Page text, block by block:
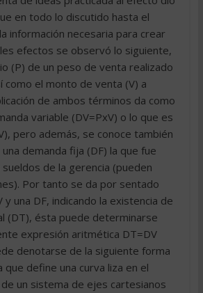
en todo lo discutido hasta el
información necesaria para crear
efectos se observó lo siguiente,
(P) de un peso de venta realizado
como el monto de venta (V) a
de ambos términos da como
variable (DV=PxV) o lo que es
pero además, se conoce también
demanda fija (DF) la que fue
de la gerencia (pueden
Por tanto se da por sentado
y una DF, indicando la existencia de
(DT), ésta puede determinarse
expresión aritmética DT=DV
denotarse de la siguiente forma
que define una curva liza en el
un sistema de ejes cartesianos